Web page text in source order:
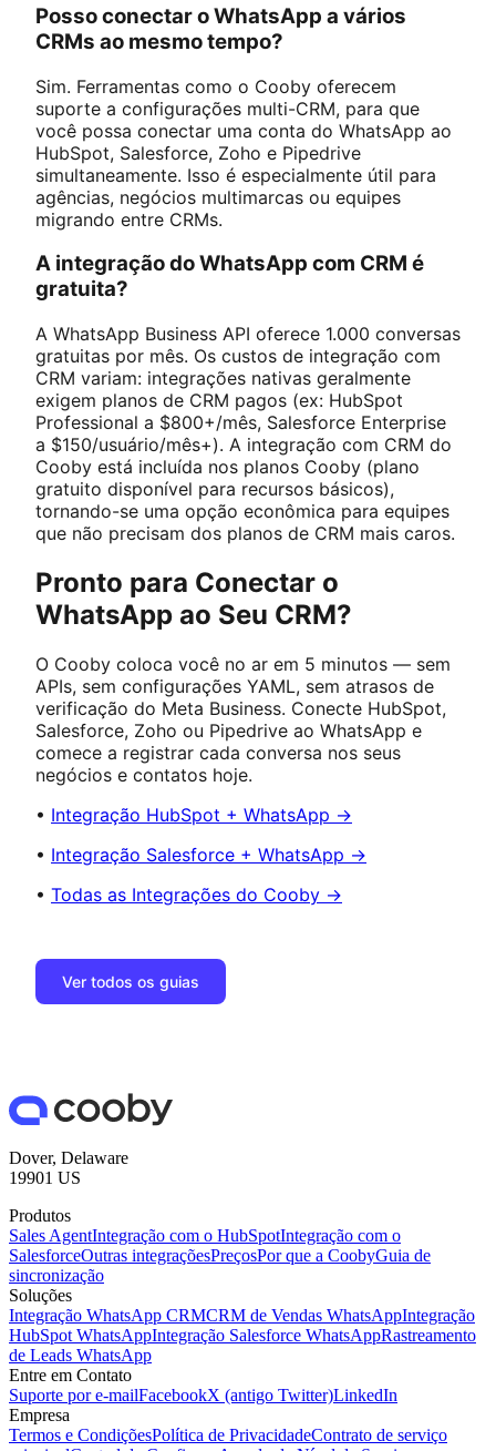
Posso conectar o WhatsApp a vários
CRMs ao mesmo tempo?
Sim. Ferramentas como o Cooby oferecem
suporte a configurações multi-CRM, para que
você possa conectar uma conta do WhatsApp ao
HubSpot, Salesforce, Zoho e Pipedrive
simultaneamente. Isso é especialmente útil para
agências, negócios multimarcas ou equipes
migrando entre CRMs.
A integração do WhatsApp com CRM é
gratuita?
A WhatsApp Business API oferece 1.000 conversas
gratuitas por mês. Os custos de integração com
CRM variam: integrações nativas geralmente
exigem planos de CRM pagos (ex: HubSpot
Professional a $800+/mês, Salesforce Enterprise
a $150/usuário/mês+). A integração com CRM do
Cooby está incluída nos planos Cooby (plano
gratuito disponível para recursos básicos),
tornando-se uma opção econômica para equipes
que não precisam dos planos de CRM mais caros.
Pronto para Conectar o
WhatsApp ao Seu CRM?
O Cooby coloca você no ar em 5 minutos — sem
APIs, sem configurações YAML, sem atrasos de
verificação do Meta Business. Conecte HubSpot,
Salesforce, Zoho ou Pipedrive ao WhatsApp e
comece a registrar cada conversa nos seus
negócios e contatos hoje.
• Integração HubSpot + WhatsApp →
• Integração Salesforce + WhatsApp →
• Todas as Integrações do Cooby →
Ver todos os guias
Dover, Delaware
19901 US
Produtos
Sales AgentIntegração com o HubSpotIntegração com o
SalesforceOutras integraçõesPreçosPor que a CoobyGuia de
sincronização
Soluções
Integração WhatsApp CRMCRM de Vendas WhatsAppIntegração
HubSpot WhatsAppIntegração Salesforce WhatsAppRastreamento
de Leads WhatsApp
Entre em Contato
Suporte por e-mailFacebookX (antigo Twitter)LinkedIn
Empresa
Termos e CondiçõesPolítica de PrivacidadeContrato de serviço